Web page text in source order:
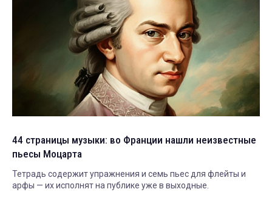
44 страницы музыки: во Франции нашли неизвестные
пьесы Моцарта
Тетрадь содержит упражнения и семь пьес для флейты и
арфы — их исполнят на публике уже в выходные.